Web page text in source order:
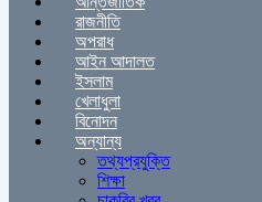
রাজনীতি
অপরাধ
আইন আদালত
ইসলাম
খেলাধুলা
বিনোদন
অন্যান্য
তথ্যপ্রযুক্তি
শিক্ষা